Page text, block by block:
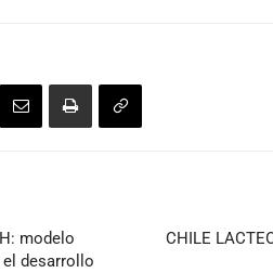
modelo
desarrollo
CHILE